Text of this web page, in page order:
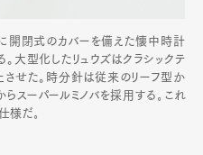
開閉式のカバーを備えた懐中時計
大型化したリュウズはクラシックテ
させた。時分針は従来のリーフ型か
らスーパールミノバを採用する｡これ
様だ｡